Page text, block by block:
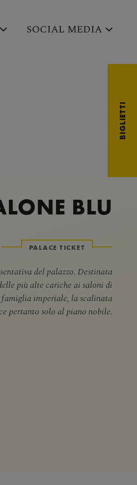
SOCIAL MEDIA
BIGLIETTI
BLU
PALACE TICKET
del palazzo. Destinata
più alte cariche ai saloni di
imperiale, la scalinata
pertanto solo al piano nobile.